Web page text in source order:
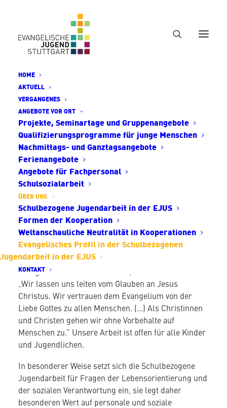
HOME
AKTUELL
VERGANGENES
ANGEBOTE VOR ORT
Projekte, Seminartage und Gruppenangebote
Qualifizierungsprogramme für junge Menschen
Nachmittags- und Ganztagsangebote
Ferienangebote
Angebote für Fachpersonal
Schulsozialarbeit
ÜBER UNS
Schulbezogene Jugendarbeit in der EJUS
Formen der Kooperation
Weltanschauliche Neutralität in Kooperationen
Evangelisches Profil in der Schulbezogenen
Jugendarbeit in der EJUS
KONTAKT
EVANGELISCHES PROFIL IN
DER SCHULBEZOGENEN
JUGENDARBEIT DER EJUS
Die Schulbezogene Jugendarbeit wirkt mit am
staatlichen Erziehungs- und Bildungsauftrag, wie er
in der Landesverfassung formuliert ist: In der
Ehrfurcht vor Gott, im Geiste der christlichen
Nächstenliebe, zur Brüderlichkeit aller Menschen
und zur Friedensliebe (Art. 1-2 SchG) auf der
Grundlage christlicher und abendländischer
Bildungs- und Kulturwerte. Schulbezogene
Jugendarbeit in der Evangelischen Jugend Stuttgart
erfolgt nach ihren Grundsätzen, in denen es heißt:
„Wir lassen uns leiten vom Glauben an Jesus
Christus. Wir vertrauen dem Evangelium von der
Liebe Gottes zu allen Menschen. (…) Als Christinnen
und Christen gehen wir ohne Vorbehalte auf
Menschen zu.“ Unsere Arbeit ist offen für alle Kinder
und Jugendlichen.
In besonderer Weise setzt sich die Schulbezogene
Jugendarbeit für Fragen der Lebensorientierung und
der sozialen Verantwortung ein, sie legt daher
besonderen Wert auf personale und soziale